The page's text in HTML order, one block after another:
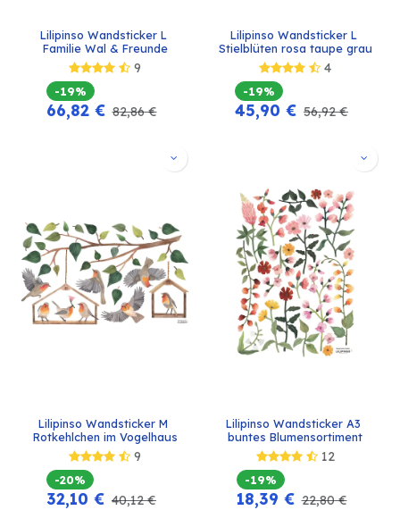
Lilipinso Wandsticker L
Familie Wal & Freunde
9
-19%
66,82€ 82,86€
Lilipinso Wandsticker L
Stielblüten rosa taupe grau
4
-19%
45,90 € 56,92€
Lilipinso Wandsticker M
Rotkehlchen im Vogelhaus
9
-20%
32,10 € 40,12€
Lilipinso Wandsticker A3
buntes Blumensortiment
12
-19%
18,39 € 22,80€